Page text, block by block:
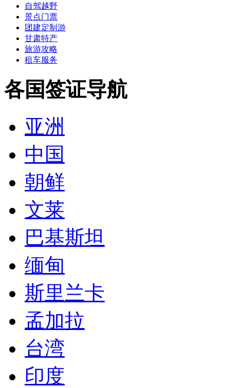
自驾越野
景点门票
团建定制游
甘肃特产
旅游攻略
租车服务
各国签证导航
亚洲
中国
朝鲜
文莱
巴基斯坦
缅甸
斯里兰卡
孟加拉
台湾
印度